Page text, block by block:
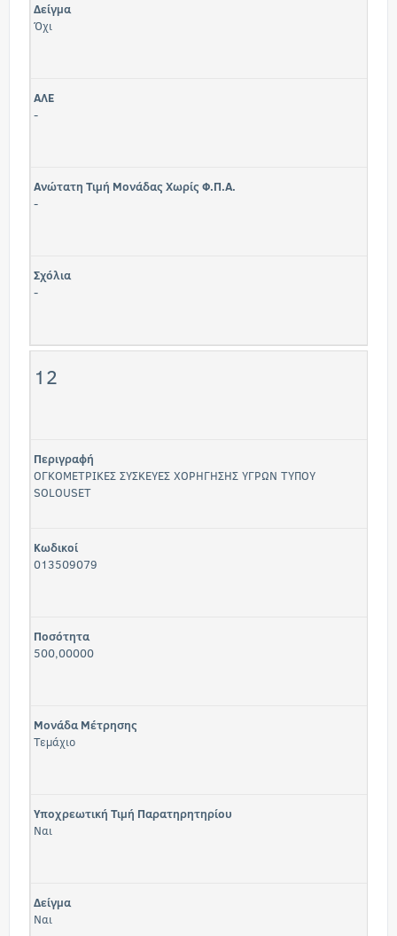
Δείγμα
Όχι
ΑΛΕ
-
Ανώτατη Τιμή Μονάδας Χωρίς Φ.Π.Α.
-
Σχόλια
-
12
Περιγραφή
ΟΓΚΟΜΕΤΡΙΚΕΣ ΣΥΣΚΕΥΕΣ ΧΟΡΗΓΗΣΗΣ ΥΓΡΩΝ ΤΥΠΟΥ
SOLOUSET
Κωδικοί
013509079
Ποσότητα
500,00000
Μονάδα Μέτρησης
Τεμάχιο
Υποχρεωτική Τιμή Παρατηρητηρίου
Ναι
Δείγμα
Ναι